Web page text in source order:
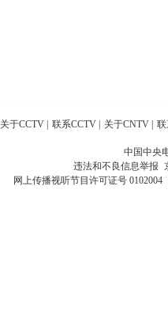
关于CCTV | 联系CCTV | 关于CNTV |
中国中央
违法和不良信息举报
网上传播视听节目许可证号 0102004